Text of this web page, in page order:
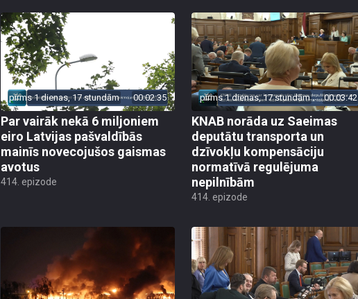
pirms 1 dienas, 17 stundām 00:02:35
Par vairāk nekā 6 miljoniem
eiro Latvijas pašvaldībās
mainīs novecojušos gaismas
avotus
414. epizode
pirms 1 dienas, 17 stundām 00:03:42
KNAB norāda uz Saeimas
deputātu transporta un
dzīvokļu kompensāciju
normatīvā regulējuma
nepilnībām
414. epizode